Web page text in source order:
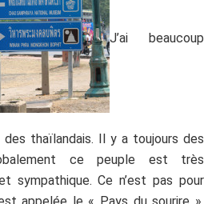
J’ai beaucoup
thaïlandais. Il y a toujours des
ce peuple est très
sympathique. Ce n’est pas pour
appelée le « Pays du sourire ».